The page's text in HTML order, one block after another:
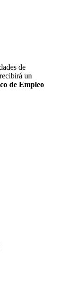
de
un
de Empleo